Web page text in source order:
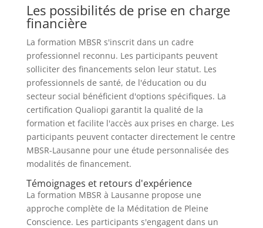
Les possibilités de prise en charge
financière
La formation MBSR s'inscrit dans un cadre
professionnel reconnu. Les participants peuvent
solliciter des financements selon leur statut. Les
professionnels de santé, de l'éducation ou du
secteur social bénéficient d'options spécifiques. La
certification Qualiopi garantit la qualité de la
formation et facilite l'accès aux prises en charge. Les
participants peuvent contacter directement le centre
MBSR-Lausanne pour une étude personnalisée des
modalités de financement.
Témoignages et retours d'expérience
La formation MBSR à Lausanne propose une
approche complète de la Méditation de Pleine
Conscience. Les participants s'engagent dans un